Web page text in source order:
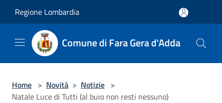
Regione Lombardia
Comune di Fara Gera d'Adda
Home > Novità > Notizie >
Natale Luce di Tutti (al buio non resti nessuno)